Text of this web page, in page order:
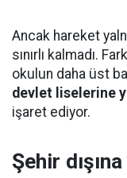
Ancak hareket
sınırlı kalmadı.
okulun daha üst
devlet liselerine
işaret ediyor.
Şehir